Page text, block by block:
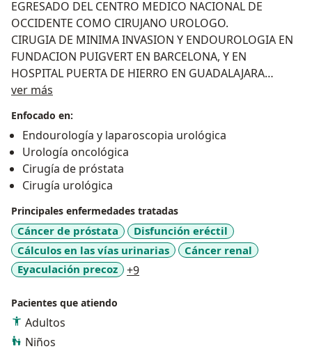
EGRESADO DEL CENTRO MEDICO NACIONAL DE
OCCIDENTE COMO CIRUJANO UROLOGO.
CIRUGIA DE MINIMA INVASION Y ENDOUROLOGIA EN
FUNDACION PUIGVERT EN BARCELONA, Y EN
HOSPITAL PUERTA DE HIERRO EN GUADALAJARA
JALISCO.
UROLOGIA.
EXPERTO EN CIRUGIA UROLOGICA DE MINIMA
INVASION Y LASER PARA CALCULOS DE VIAS URINARIAS
Y PROSTATA
PROFESOR DE POST GRADO DE LA ESPECIALIDAD DE
UROLOGIA.
MIEMBRO DEL COLEGIO MEXICANO DE UROLOGIA.
MIEMBRO DE LA CONFEDERACION AMERICANA DE
UROLOGIA.
MIEMBRO DEL COLEGIO DE UROLOGOS DEL ESTADO
MIEMBRO DEL STAFF DE HOSPITAL MEDICA
CAMPESTRE, HOSPITAL CHRISTUS MUGUERZA Y
HOSPITAL UNIDAD MEDICA DE ALTA ESPECIALIDAD
ver más
Enfocado en:
Endourología y laparoscopia urológica
Urología oncológica
Cirugía de próstata
Cirugía urológica
Principales enfermedades tratadas
Cáncer de próstata
Disfunción eréctil
Cálculos en las vías urinarias
Cáncer renal
Eyaculación precoz
+9a11y_sr_more_diseases
Pacientes que atiendo
Adultos
Niños